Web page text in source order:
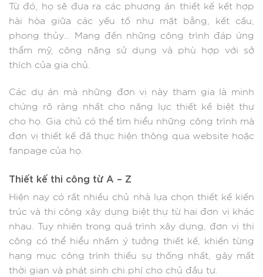
Từ đó, họ sẽ đưa ra các phương án thiết kế kết hợp
hài hòa giữa các yếu tố như mặt bằng, kết cấu,
phong thủy… Mang đến những công trình đáp ứng
thẩm mỹ, công năng sử dụng và phù hợp với sở
thích của gia chủ.
Các dự án mà những đơn vị này tham gia là minh
chứng rõ ràng nhất cho năng lực thiết kế biệt thự
cho họ. Gia chủ có thể tìm hiểu những công trình mà
đơn vị thiết kế đã thực hiện thông qua website hoặc
fanpage của họ.
Thiết kế thi công từ A – Z
Hiện nay có rất nhiều chủ nhà lựa chọn thiết kế kiến
trúc và thi công xây dựng biệt thự từ hai đơn vị khác
nhau. Tuy nhiên trong quá trình xây dựng, đơn vị thi
công có thể hiểu nhầm ý tưởng thiết kế, khiến từng
hạng mục công trình thiếu sự thống nhất, gây mất
thời gian và phát sinh chi phí cho chủ đầu tư.